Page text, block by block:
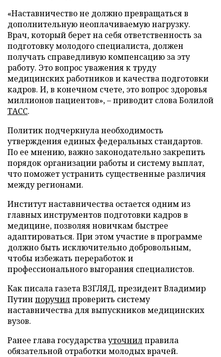
«Наставничество не должно превращаться в
дополнительную неоплачиваемую нагрузку.
Врач, который берет на себя ответственность за
подготовку молодого специалиста, должен
получать справедливую компенсацию за эту
работу. Это вопрос уважения к труду
медицинских работников и качества подготовки
кадров. И, в конечном счете, это вопрос здоровья
миллионов пациентов», – приводит слова Болилой
ТАСС.
Политик подчеркнула необходимость
утверждения единых федеральных стандартов.
По ее мнению, важно законодательно закрепить
порядок организации работы и систему выплат,
что поможет устранить существенные различия
между регионами.
Институт наставничества остается одним из
главных инструментов подготовки кадров в
медицине, позволяя новичкам быстрее
адаптироваться. При этом участие в программе
должно быть исключительно добровольным,
чтобы избежать переработок и
профессионального выгорания специалистов.
Как писала газета ВЗГЛЯД, президент Владимир
Путин поручилпроверить систему
наставничества для выпускников медицинских
вузов.
Ранее глава государствауточнилправила
обязательной отработки молодых врачей.